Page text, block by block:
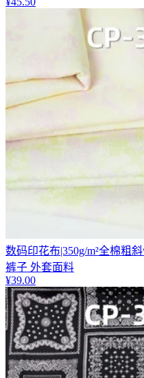
数码印花布|350g/m²全棉粗
裤子 外套面料
¥39.00